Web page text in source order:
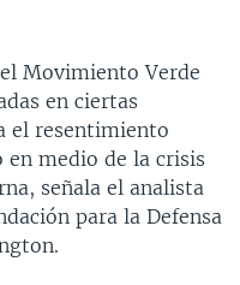
Movimiento Verde
en ciertas
el resentimiento
medio de la crisis
señala el analista
para la Defensa